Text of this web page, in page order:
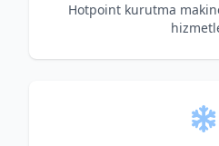
Hotpoint kurutma